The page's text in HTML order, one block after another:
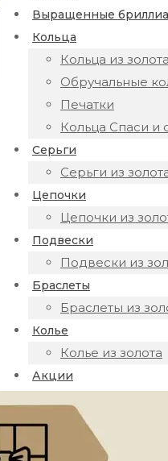
Выращенные
Кольца
Кольца из золота
Обручальные
Печатки
Кольца Спаси и
Серьги
Серьги из
Цепочки
Цепочки из
Подвески
Подвески из
Браслеты
Браслеты из
Колье
Колье из золота
Акции